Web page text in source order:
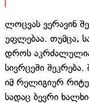
ლოცვას ვერავინ
უფლებაა. თუმცა,
დროს აკრძალულია
სივრცეში
იმ რელიგიურ
სადაც ბევრი